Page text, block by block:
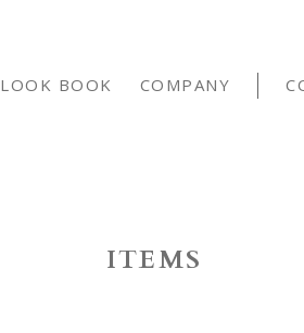
LOOK BOOK COMPANY
ITEMS